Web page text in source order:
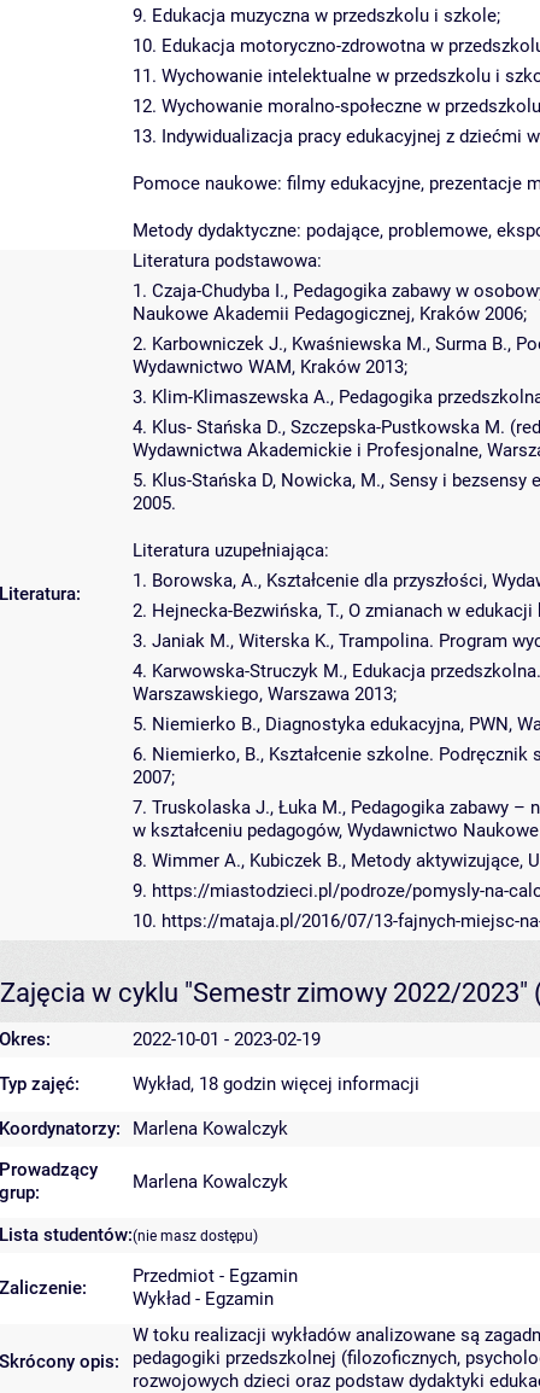
9. Edukacja muzyczna w przedszkolu i szkole;
10. Edukacja motoryczno-zdrowotna w
11. Wychowanie intelektualne w przedszkolu i
12. Wychowanie moralno-społeczne w
13. Indywidualizacja pracy edukacyjnej z dziećmi
Pomoce naukowe: filmy edukacyjne, prezentacje
Metody dydaktyczne: podające, problemowe,
Literatura:
Literatura podstawowa:
1. Czaja-Chudyba I., Pedagogika zabawy w
Naukowe Akademii Pedagogicznej, Kraków 2006;
2. Karbowniczek J., Kwaśniewska M., Surma B.,
Wydawnictwo WAM, Kraków 2013;
3. Klim-Klimaszewska A., Pedagogika
4. Klus- Stańska D., Szczepska-Pustkowska M.
Wydawnictwa Akademickie i Profesjonalne,
5. Klus-Stańska D, Nowicka, M., Sensy i
2005.
Literatura uzupełniająca:
1. Borowska, A., Kształcenie dla przyszłości,
2. Hejnecka-Bezwińska, T., O zmianach w
3. Janiak M., Witerska K., Trampolina. Program
4. Karwowska-Struczyk M., Edukacja
Warszawskiego, Warszawa 2013;
5. Niemierko B., Diagnostyka edukacyjna, PWN,
6. Niemierko, B., Kształcenie szkolne.
2007;
7. Truskolaska J., Łuka M., Pedagogika zabawy
w kształceniu pedagogów, Wydawnictwo
8. Wimmer A., Kubiczek B., Metody aktywizujące,
9. https://miastodzieci.pl/podroze/pomysly-na-
10. https://mataja.pl/2016/07/13-fajnych-miejsc-
Zajęcia w cyklu "Semestr zimowy 2022/2023"
Okres: 2022-10-01 - 2023-02-19
Typ zajęć: Wykład, 18 godzin więcej informacji
Koordynatorzy:
Marlena Kowalczyk
Prowadzący
grup:
Marlena Kowalczyk
Lista studentów:(nie masz dostępu)
Zaliczenie:
Przedmiot - Egzamin
Wykład - Egzamin
Skrócony opis:
W toku realizacji wykładów analizowane są
pedagogiki przedszkolnej (filozoficznych,
rozwojowych dzieci oraz podstaw dydaktyki